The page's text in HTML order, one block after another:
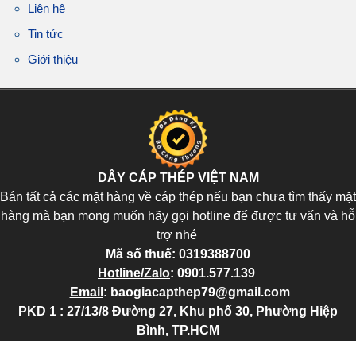
Liên hệ
Tin tức
Giới thiệu
DÂY CÁP THÉP VIỆT NAM
Bán tất cả các mặt hàng về cáp thép nếu bạn chưa tìm thấy mặt
hàng mà bạn mong muốn hãy gọi hotline để được tư vấn và hỗ
trợ nhé
Mã số thuế: 0319388700
Hotline/Zalo: 0901.577.139
Email : baogiacapthep79@gmail.com
PKD 1 : 27/13/8 Đường 27, Khu phố 30, Phường Hiệp
Bình, TP.HCM